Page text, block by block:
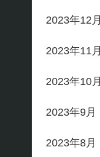
2023年12月
2023年11月
2023年10月
2023年9月
2023年8月